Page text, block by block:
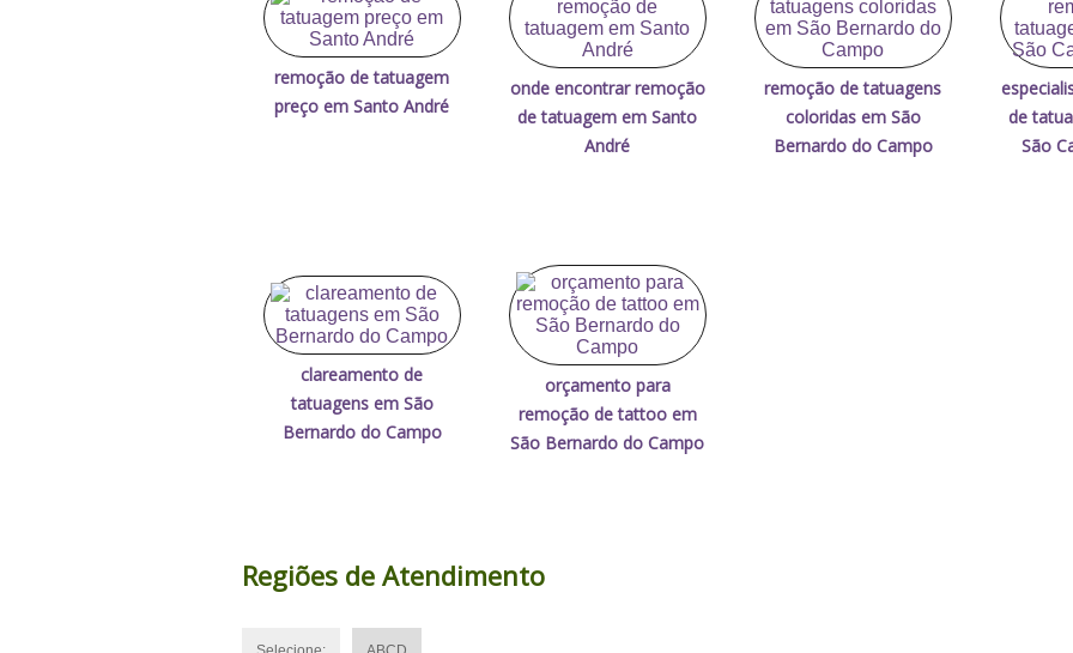
remoção de tatuagem
preço em Santo André
onde encontrar remoção
de tatuagem em Santo
André
remoção de tatuagens
coloridas em São
Bernardo do Campo
de
São
clareamento de
tatuagens em São
Bernardo do Campo
orçamento para
remoção de tattoo em
São Bernardo do Campo
Regiões de Atendimento